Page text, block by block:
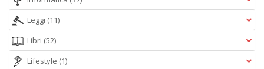
Leggi (11)
Libri (52)
Lifestyle (1)